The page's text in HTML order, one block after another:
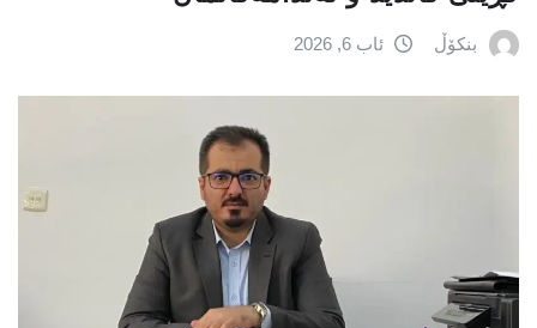
بنکۆڵ ئاب 6, 2026